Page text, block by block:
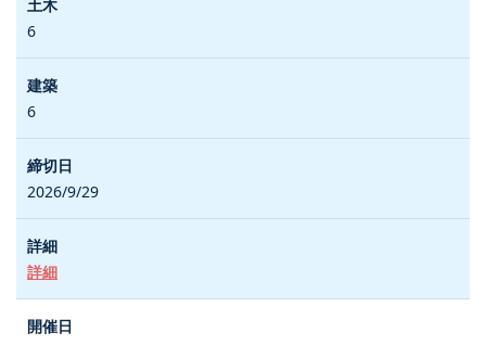
6
6
2026/9/29
詳細